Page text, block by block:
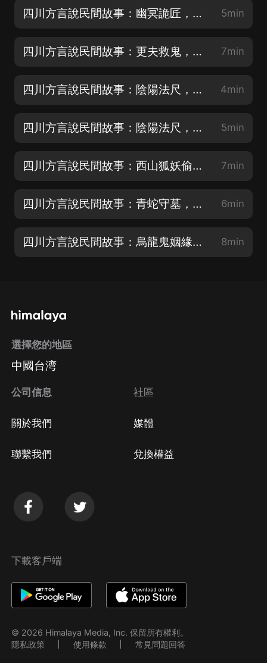
四川方言說民間故事：幽冥詭匠，以命換邪術復仇 5min
四川方言說民間故事：更夫救鬼，無聲的守護 7min
四川方言說民間故事：陰陽法尺，魯班尺量儘陰陽事 4min
四川方言說民間故事：陰陽法尺，冤魂夜哭 5min
四川方言說民間故事：西山狐妖偷女，桃木釘除妖 7min
四川方言說民間故事：青蛇守墓，世代守諾 6min
四川方言說民間故事：烏龍鬼姻緣，成就陰陽兩對 8min
選擇您的地區
中國台湾
公司信息
關於我們
聯繫我們
社區
媒體
兌換權益
下載客戶端
© 2026 Himalaya Media, Inc. 保留所有權利。
隱私政策
使用條款 常見問題回答